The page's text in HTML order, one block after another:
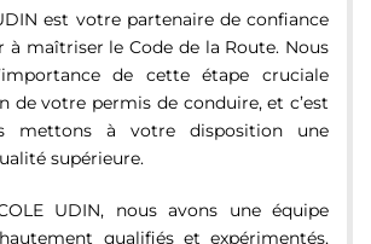
est votre partenaire de confiance
à maîtriser le Code de la Route. Nous
de cette étape cruciale
de votre permis de conduire, et c’est
mettons à votre disposition une
supérieure.
UDIN, nous avons une équipe
qualifiés et expérimentés,